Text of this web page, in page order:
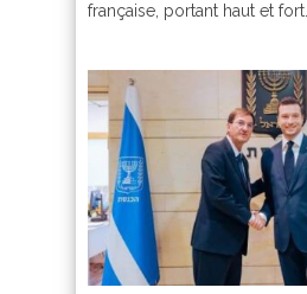
française, portant haut et fort...